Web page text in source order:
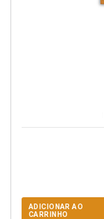
ADICIONAR AO
CARRINHO